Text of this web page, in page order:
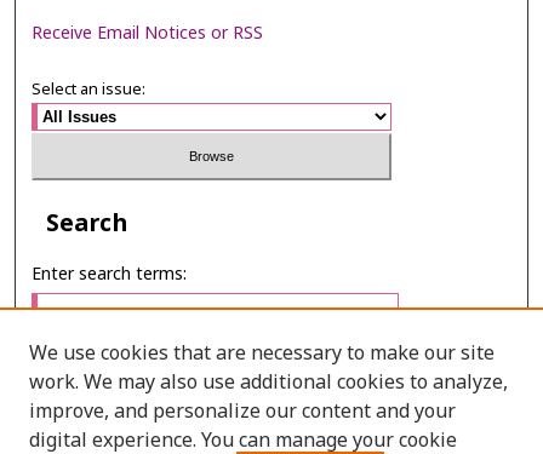
Receive Email Notices or RSS
Select an issue:
Search
Enter search terms:
Select context to search:
We use cookies that are necessary to make our site
work. We may also use additional cookies to analyze,
improve, and personalize our content and your
digital experience. You can manage your cookie